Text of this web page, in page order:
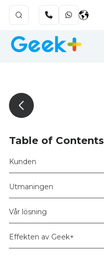
Table of Contents
Kunden
Utmaningen
Vår lösning
Effekten av Geek+